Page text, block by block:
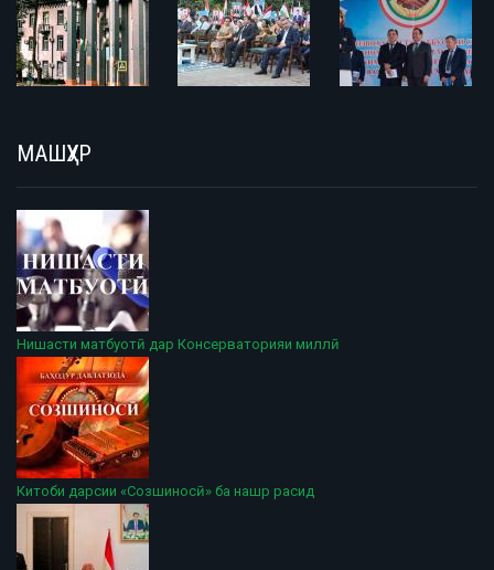
МАШҲУР
Нишасти матбуотӣ дар Консерваторияи миллӣ
Китоби дарсии «Созшиносӣ» ба нашр расид